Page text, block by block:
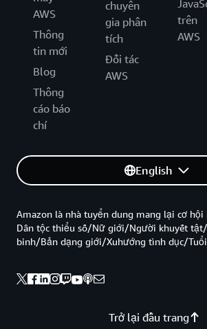
AWS
Thông
tin mới
Blog
Thông
cáo báo
chí
chuyên
gia phân
tích
Đối tác
AWS
trên
AWS
English
Trở lại đầu trang
Amazon là nhà tuyển dung mang lại cơ
Dân tộc thiểu số/Nữ giới/Người khuyết
binh/Bản dạng giới/Xuhướng tình dục/